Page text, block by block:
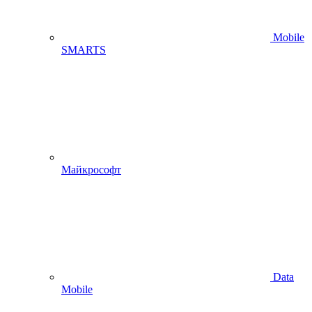
Mobile
SMARTS
Майкрософт
Data
Mobile